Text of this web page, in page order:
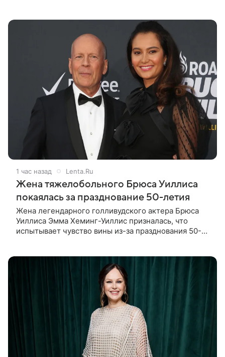
1 час назад Lenta.Ru
Жена тяжелобольного Брюса Уиллиса
покаялась за празднование 50-летия
Жена легендарного голливудского актера Брюса
Уиллиса Эмма Хеминг-Уиллис призналась, что
испытывает чувство вины из-за празднования 50-